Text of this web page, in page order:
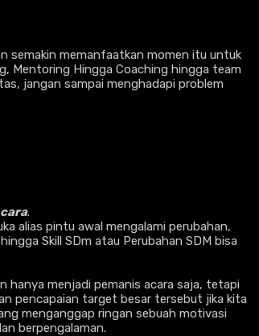
semakin memanfaatkan momen itu untuk
Mentoring Hingga Coaching hingga team
jangan sampai menghadapi problem
.
alias pintu awal mengalami perubahan,
Skill SDm atau Perubahan SDM bisa
hanya menjadi pemanis acara saja, tetapi
pencapaian target besar tersebut jika kita
menganggap ringan sebuah motivasi
berpengalaman.